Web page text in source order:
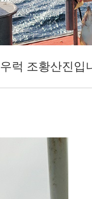
럭 조황산진입